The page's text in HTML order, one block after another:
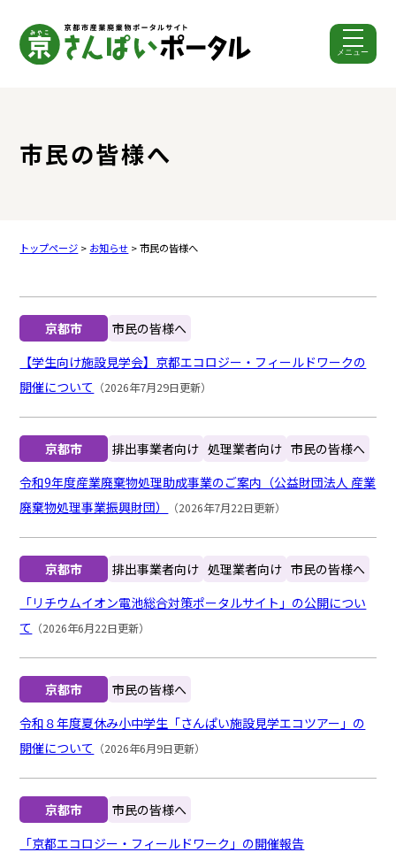
メニュー
市民の皆様へ
トップページ > お知らせ > 市民の皆様へ
京都市
市民の皆様へ
【学生向け施設見学会】京都エコロジー・フィールドワークの
開催について （2026年7月29日更新）
京都市 排出事業者向け 処理業者向け 市民の皆様へ
令和9年度産業廃棄物処理助成事業のご案内（公益財団法人 産業
廃棄物処理事業振興財団）
（2026年7月22日更新）
京都市 排出事業者向け 処理業者向け 市民の皆様へ
「リチウムイオン電池総合対策ポータルサイト」の公開につい
て （2026年6月22日更新）
京都市
市民の皆様へ
令和８年度夏休み小中学生「さんぱい施設見学エコツアー」の
開催について （2026年6月9日更新）
京都市
市民の皆様へ
「京都エコロジー・フィールドワーク」の開催報告